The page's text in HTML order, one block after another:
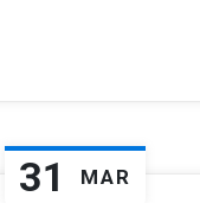
31 MAR